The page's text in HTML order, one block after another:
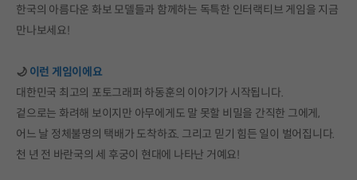
한국의 아름다운 화보 모델들과 함께하는 독특한 인터랙티브 게임을 지금
만나보세요!
🌙 이런 게임이에요
대한민국 최고의 포토그래퍼 하동훈의 이야기가 시작됩니다.
겉으로는 화려해 보이지만 아무에게도 말 못할 비밀을 간직한 그에게,
어느 날 정체불명의 택배가 도착하죠. 그리고 믿기 힘든 일이 벌어집니다.
천 년 전 바란국의 세 후궁이 현대에 나타난 거예요!